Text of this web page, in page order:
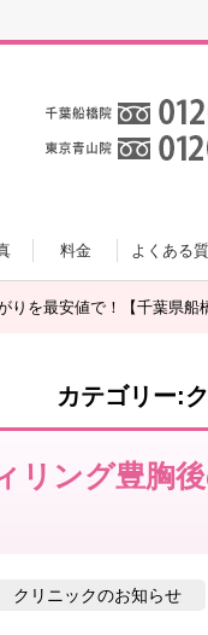
料金 よくある
を最安値で！【千葉県船
カテゴリー:
リング豊胸
クリニックのお知らせ